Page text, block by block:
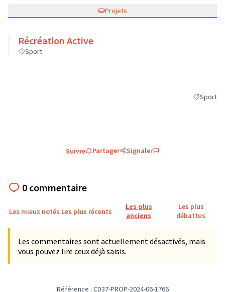
Projets
Récréation Active
Sport
Filtrer les
Sport
Suivre Partager Signaler
0 commentaire
Les mieux notés Les plus récents
Les plus
anciens
Les plus
débattus
Les commentaires sont actuellement désactivés, mais
vous pouvez lire ceux déjà saisis.
Référence : CD37-PROP-2024-06-1766